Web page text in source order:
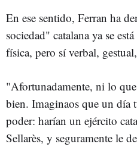
En ese sentido, Ferran ha
sociedad" catalana ya se
física, pero sí verbal,
"Afortunadamente, ni lo
bien. Imaginaos que un día
poder: harían un ejército
Sellarès, y seguramente le